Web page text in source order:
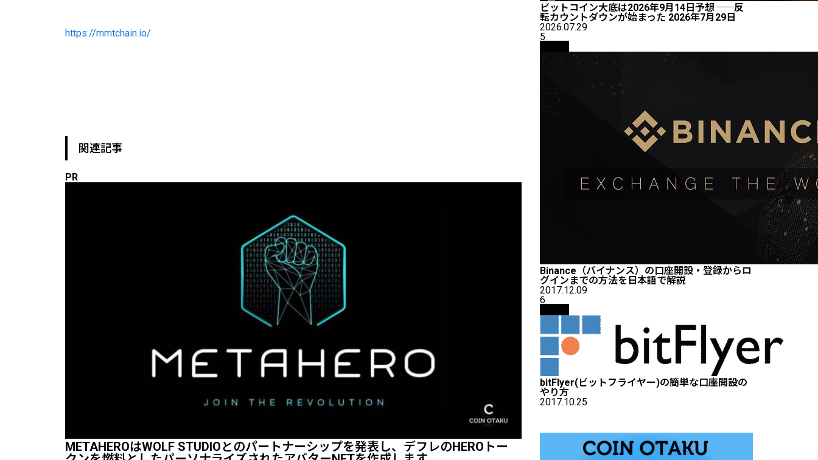
https://mmtchain.io/
関連記事
PR
METAHEROはWOLF STUDIOとのパートナーシップを発表し、デフレのHEROトー
ビットコイン大底は2026年9月14日予想──反
転カウントダウンが始まった 2026年7月29日
2026.07.29
5
Binance（バイナンス）の口座開設・登録からロ
グインまでの方法を日本語で解説
2017.12.09
6
bitFlyer(ビットフライヤー)の簡単な口座開設の
やり方
2017.10.25